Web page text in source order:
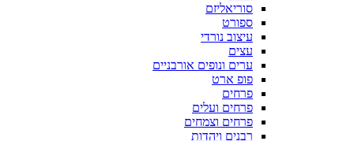
סוריאליזם
ספורט
עיצוב נורדי
עצים
ערים ונופים אורבניים
פופ ארט
פרחים
פרחים ועלים
פרחים וצמחים
רבנים ויהדות